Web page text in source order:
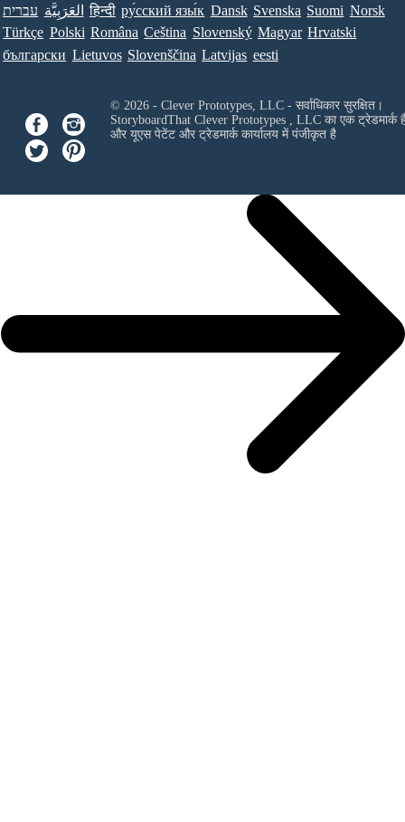
עברית العَرَبِيَّة हिन्दी ру́сский язы́к Dansk Svenska Suomi Norsk
Türkçe Polski Româna Ceština Slovenský Magyar Hrvatski
български Lietuvos Slovenščina Latvijas eesti
© 2026 - Clever Prototypes, LLC - सर्वाधिकार सुरक्षित।
StoryboardThat Clever Prototypes , LLCका एक ट्रेडमार्क
और यूएस पेटेंट और ट्रेडमार्क कार्यालय में पंजीकृत है